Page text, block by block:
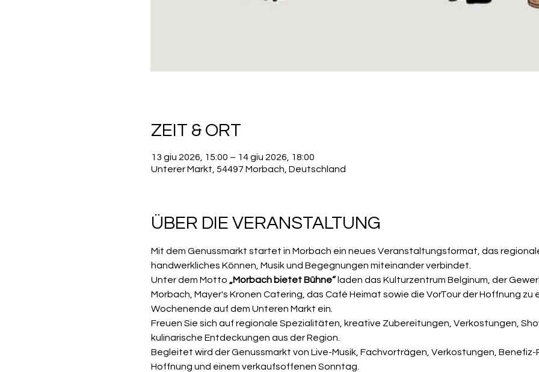
ZEIT & ORT
13 giu 2026, 15:00 – 14 giu 2026, 18:00
Unterer Markt, 54497 Morbach, Deutschland
ÜBER DIE VERANSTALTUNG
Mit dem Genussmarkt startet in Morbach ein neues Veranstaltungsformat, das
handwerkliches Können, Musik und Begegnungen miteinander verbindet.
Unter dem Motto „Morbach bietet Bühne“ laden das Kulturzentrum Belginum, der
Morbach, Mayer's Kronen Catering, das Café Heimat sowie die VorTour der Hoffnung zu
Wochenende auf dem Unteren Markt ein.
Freuen Sie sich auf regionale Spezialitäten, kreative Zubereitungen, Verkostungen,
kulinarische Entdeckungen aus der Region.
Begleitet wird der Genussmarkt von Live-Musik, Fachvorträgen, Verkostungen,
Hoffnung und einem verkaufsoffenen Sonntag.